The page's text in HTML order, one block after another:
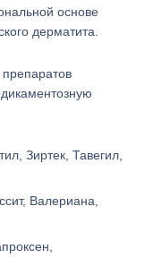
основе
дерматита.
Зиртек, Тавегил,
Валериана,